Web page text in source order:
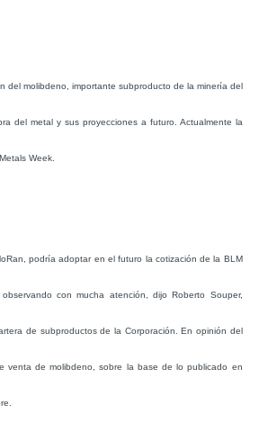
del molibdeno, importante subproducto de la minería del
del metal y sus proyecciones a futuro. Actualmente la
Week.
podría adoptar en el futuro la cotización de la BLM
con mucha atención, dijo Roberto Souper,
de subproductos de la Corporación. En opinión del
venta de molibdeno, sobre la base de lo publicado en